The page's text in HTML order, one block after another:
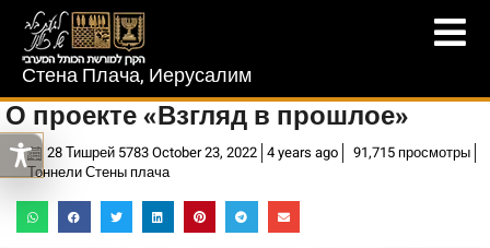
Стена Плача, Иерусалим
О проекте «Взгляд в прошлое»
28 Тишрей 5783 October 23, 2022 4 years ago
91,715 просмотры
Тоннели Стены плача